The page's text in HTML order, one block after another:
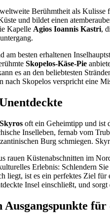
Berühmtheit als
und bildet einen
Kapelle Agios Ioannis Kastri,
am besten erhaltenen
Skopelos-Käse-Pie
es an den beliebtesten
nach Skopelos verspricht eine
Skyros oft ein Geheimtipp und ist
Inselleben, fernab vom
Burg schmiegen.
rauen Küstenabschnitten im
Erlebnis: Schlendern
liegt, ist es ein perfektes Ziel für
Insel einschließt, und
Ausgangspunkte